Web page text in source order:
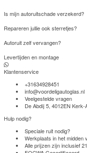
Is mijn autoruitschade verzekerd?
Repareren jullie ook sterretjes?
Autoruit zelf vervangen?
Levertijden en montage
Klantenservice
+31634928451
info@voordeligautoglas.nl
Veelgestelde vragen
De Abdij 5, 4012EN Kerk-
Hulp nodig?
Speciale ruit nodig?
Werkplaats in het midden
Alle prijzen zijn inclusief